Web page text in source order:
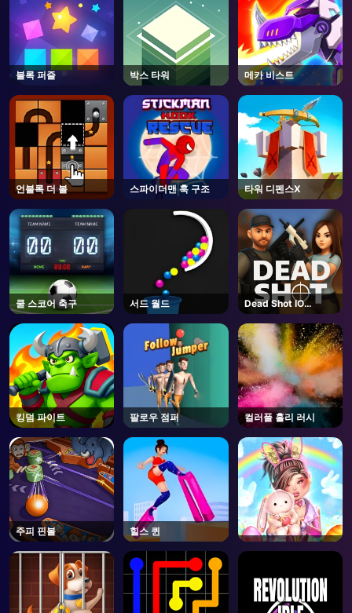
AD
블록 퍼즐 박스 타워 메카 비스트
언블록 더 볼 스파이더맨 훅 구조 타워 디펜스X
쿨 스코어 축구 서드 월드
Dead Shot IO
Unblocked
킹덤 파이트 팔로우 점퍼 컬러풀 홀리 러시
주피 핀볼 힐스 퀸